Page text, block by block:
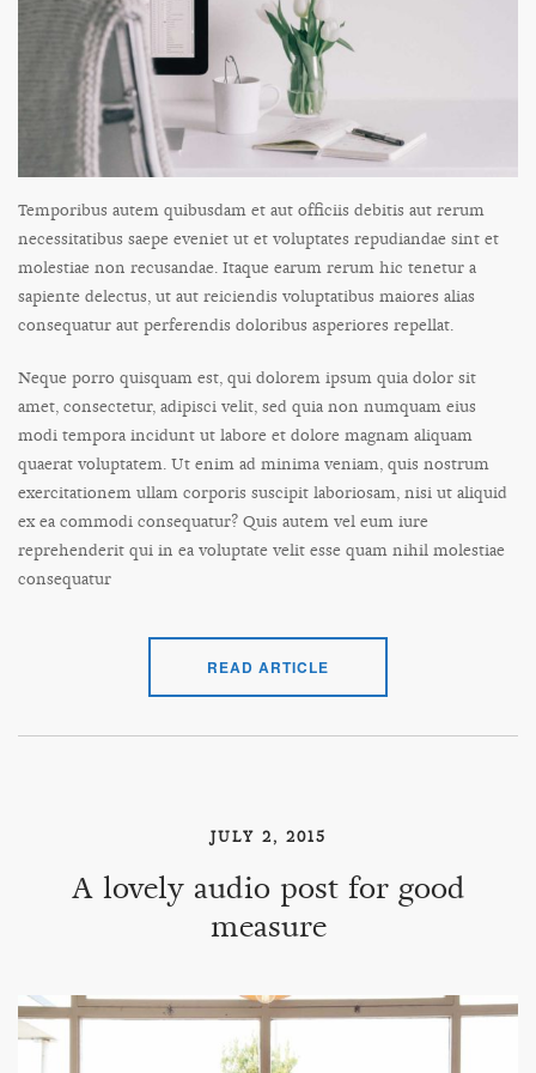
Temporibus autem quibusdam et aut officiis debitis aut rerum
necessitatibus saepe eveniet ut et voluptates repudiandae sint et
molestiae non recusandae. Itaque earum rerum hic tenetur a
sapiente delectus, ut aut reiciendis voluptatibus maiores alias
consequatur aut perferendis doloribus asperiores repellat.
Neque porro quisquam est, qui dolorem ipsum quia dolor sit
amet, consectetur, adipisci velit, sed quia non numquam eius
modi tempora incidunt ut labore et dolore magnam aliquam
quaerat voluptatem. Ut enim ad minima veniam, quis nostrum
exercitationem ullam corporis suscipit laboriosam, nisi ut aliquid
ex ea commodi consequatur? Quis autem vel eum iure
reprehenderit qui in ea voluptate velit esse quam nihil molestiae
consequatur
READ ARTICLE
JULY 2, 2015
A lovely audio post for good
measure